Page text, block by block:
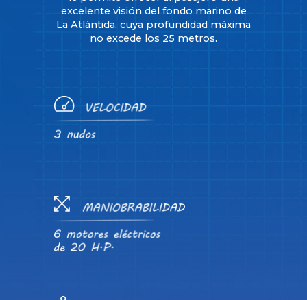
excelente visión del fondo marino de
La Atlántida, cuya profundidad máxima
no excede los 25 metros.